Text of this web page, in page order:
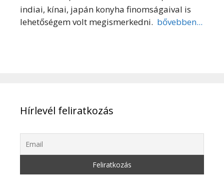
indiai, kínai, japán konyha finomságaival is
lehetőségem volt megismerkedni. bővebben...
Hírlevél feliratkozás